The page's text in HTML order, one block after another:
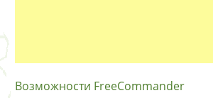
Возможности FreeCommander